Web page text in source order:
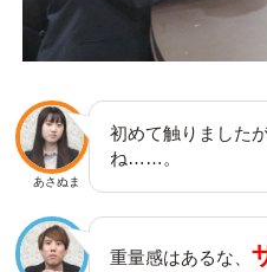
あさぬま
初めて触りました
ね……。
重量感はあるな、